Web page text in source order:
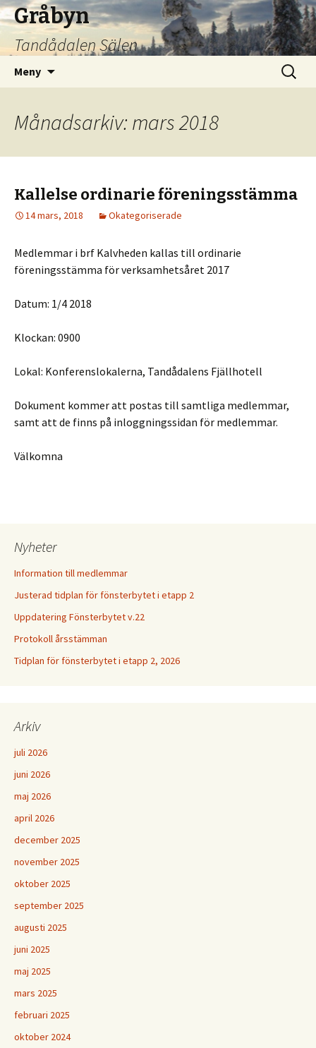
Gråbyn
Tandådalen Sälen
Meny
Sök
efter:
Månadsarkiv: mars 2018
Kallelse ordinarie föreningsstämma
14 mars, 2018 Okategoriserade
Medlemmar i brf Kalvheden kallas till ordinarie
föreningsstämma för verksamhetsåret 2017
Datum: 1/4 2018
Klockan: 0900
Lokal: Konferenslokalerna, Tandådalens Fjällhotell
Dokument kommer att postas till samtliga medlemmar,
samt att de finns på inloggningssidan för medlemmar.
Välkomna
Nyheter
Information till medlemmar
Justerad tidplan för fönsterbytet i etapp 2
Uppdatering Fönsterbytet v.22
Protokoll årsstämman
Tidplan för fönsterbytet i etapp 2, 2026
Arkiv
juli 2026
juni 2026
maj 2026
april 2026
december 2025
november 2025
oktober 2025
september 2025
augusti 2025
juni 2025
maj 2025
mars 2025
februari 2025
oktober 2024